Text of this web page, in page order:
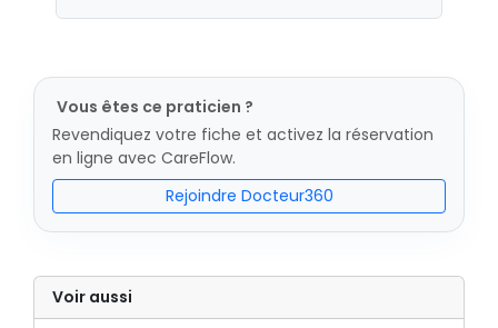
Vous êtes ce praticien ?
Revendiquez votre fiche et activez la réservation
en ligne avec CareFlow.
Rejoindre Docteur360
Voir aussi